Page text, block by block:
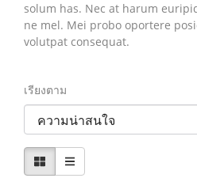
solum has. Nec at harum
ne mel. Mei probo oportere
volutpat consequat.
เรียงตาม